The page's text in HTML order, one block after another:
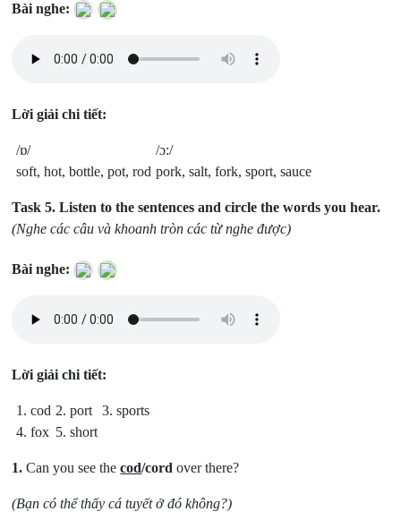
Bài nghe:
Lời giải chi tiết:
/ɒ/
/ɔ:/
soft, hot, bottle, pot, rod pork, salt, fork, sport, sauce
Task 5.Listen to the sentences and circle the words you hear.
(Nghe các câu và khoanh tròn các từ nghe được)
Bài nghe:
Lời giải chi tiết:
1. cod 2. port
3. sports
4. fox 5. short
1. Can you see thecod/cord over there?
(Bạn có thể thấy cá tuyết ở đó không?)